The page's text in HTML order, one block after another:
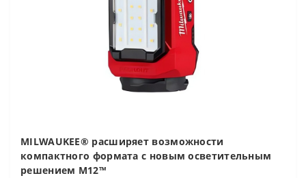
MILWAUKEE® расширяет возможности
компактного формата с новым осветительным
решением M12™